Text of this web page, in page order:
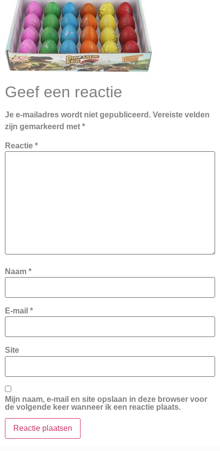
Geef een reactie
Je e-mailadres wordt niet gepubliceerd. Vereiste velden
zijn gemarkeerd met *
Reactie *
Naam *
E-mail *
Site
Mijn naam, e-mail en site opslaan in deze browser voor
de volgende keer wanneer ik een reactie plaats.